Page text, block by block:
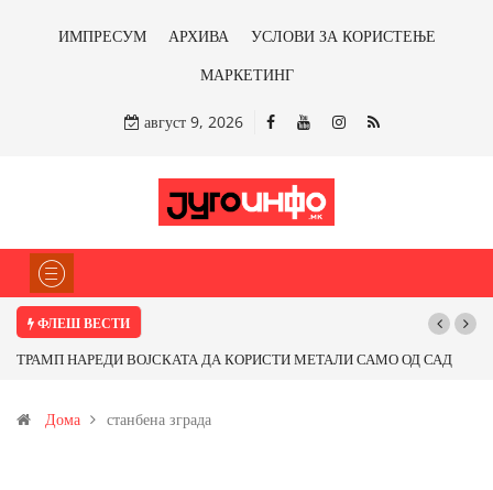
ИМПРЕСУМ АРХИВА
УСЛОВИ ЗА КОРИСТЕЊЕ
МАРКЕТИНГ
август 9, 2026
ФЛЕШ ВЕСТИ
ТРАМП НАРЕДИ ВОЈСКАТА ДА КОРИСТИ МЕТАЛИ САМО ОД САД
Иловица и со антимонот?
Дома станбена зграда